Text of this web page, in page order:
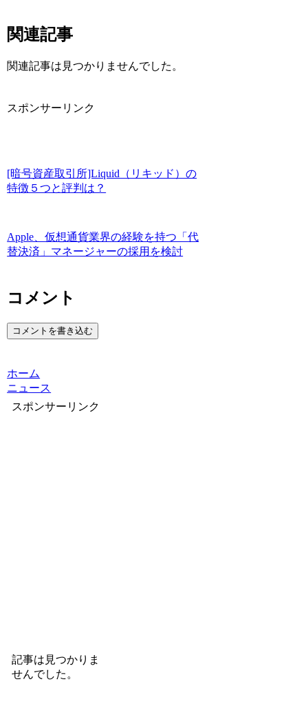
関連記事
関連記事は見つかりませんでした。
スポンサーリンク
[暗号資産取引所]Liquid（リキッド）の
特徴５つと評判は？
Apple、仮想通貨業界の経験を持つ「代
替決済」マネージャーの採用を検討
コメント
コメントを書き込む
ホーム
ニュース
スポンサーリンク
記事は見つかりま
せんでした。